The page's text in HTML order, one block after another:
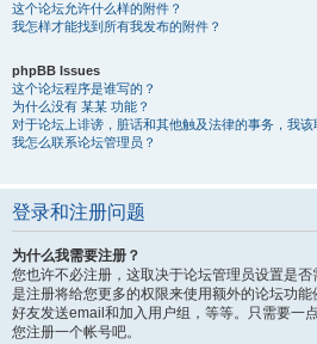
这个论坛允许什么样的附件？
我怎样才能找到所有我发布的附件？
phpBB Issues
这个论坛程序是谁写的？
为什么没有 某某 功能？
对于论坛上诽谤，脏话和其他触及法律的事务，我该
我怎么联系论坛管理员？
登录和注册问题
为什么我需要注册？
您也许不必注册，这取决于论坛管理员设置是
是注册将给您更多的权限来使用额外的论坛功
好友发送email和加入用户组，等等。只需要一
您注册一个帐号吧。